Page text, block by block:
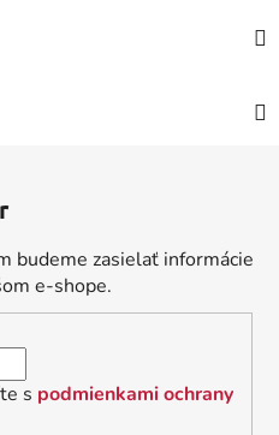
budeme zasielať informácie
e-shope.
s podmienkami ochrany